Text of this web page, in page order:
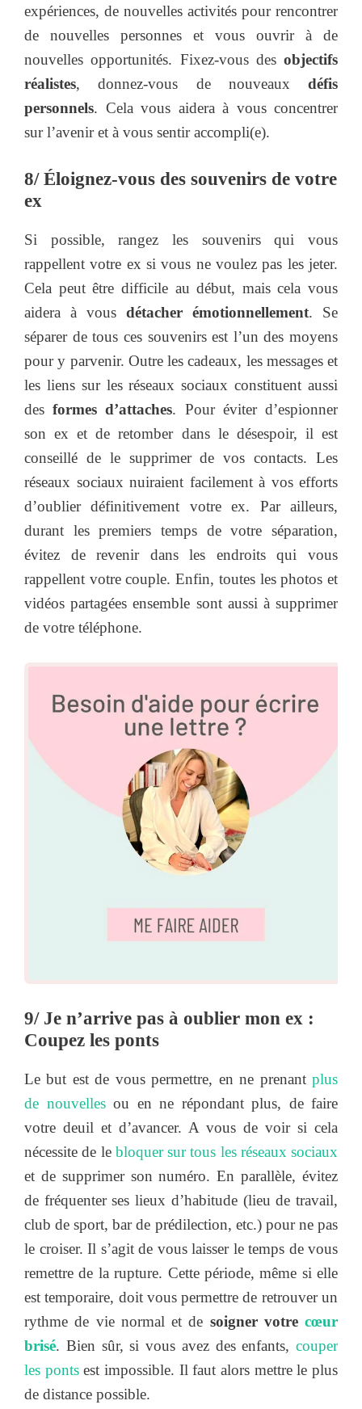
expériences, de nouvelles activités pour rencontrer
de nouvelles personnes et vous ouvrir à de
nouvelles opportunités. Fixez-vous des objectifs
réalistes, donnez-vous de nouveaux défis
personnels. Cela vous aidera à vous concentrer
sur l’avenir et à vous sentir accompli(e).
8/ Éloignez-vous des souvenirs de votre
ex
Si possible, rangez les souvenirs qui vous
rappellent votre ex si vous ne voulez pas les jeter.
Cela peut être difficile au début, mais cela vous
aidera à vous détacher émotionnellement. Se
séparer de tous ces souvenirs est l’un des moyens
pour y parvenir. Outre les cadeaux, les messages et
les liens sur les réseaux sociaux constituent aussi
desformes d’attaches. Pour éviter d’espionner
son ex et de retomber dans le désespoir, il est
conseillé de le supprimer de vos contacts. Les
réseaux sociaux nuiraient facilement à vos efforts
d’oublier définitivement votre ex. Par ailleurs,
durant les premiers temps de votre séparation,
évitez de revenir dans les endroits qui vous
rappellent votre couple. Enfin, toutes les photos et
vidéos partagées ensemble sont aussi à supprimer
de votre téléphone.
9/ Je n’arrive pas à oublier mon ex :
Coupez les ponts
Le but est de vous permettre, en ne prenant plus
de nouvelles ou en ne répondant plus, de faire
votre deuil et d’avancer. A vous de voir si cela
nécessite de le bloquer sur tous les réseaux sociaux
et de supprimer son numéro. En parallèle, évitez
de fréquenter ses lieux d’habitude (lieu de travail,
club de sport, bar de prédilection, etc.) pour ne pas
le croiser. Il s’agit de vous laisser le temps de vous
remettre de la rupture. Cette période, même si elle
est temporaire, doit vous permettre de retrouver un
rythme de vie normal et de soigner votre cœur
brisé. Bien sûr, si vous avez des enfants, couper
les pontsest impossible. Il faut alors mettre le plus
de distance possible.